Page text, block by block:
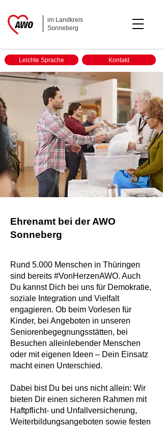
Leichte Sprache Kontakt
im Landkreis
Sonneberg
Ehrenamt bei der AWO
Sonneberg
Rund 5.000 Menschen in Thüringen
sind bereits #VonHerzenAWO. Auch
Du kannst Dich bei uns für Demokratie,
soziale Integration und Vielfalt
engagieren. Ob beim Vorlesen für
Kinder, bei Angeboten in unseren
Seniorenbegegnungsstätten, bei
Besuchen alleinlebender Menschen
oder mit eigenen Ideen – Dein Einsatz
macht einen Unterschied.
Dabei bist Du bei uns nicht allein: Wir
bieten Dir einen sicheren Rahmen mit
Haftpflicht- und Unfallversicherung,
Weiterbildungsangeboten sowie festen